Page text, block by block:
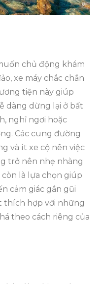
chủ động khám
xe máy chắc chắn
tiện này giúp
dàng dừng lại ở bất
nghỉ ngơi hoặc
Các cung đường
và ít xe cộ nên việc
trở nên nhẹ nhàng
là lựa chọn giúp
cảm giác gần gũi
thích hợp với những
theo cách riêng của